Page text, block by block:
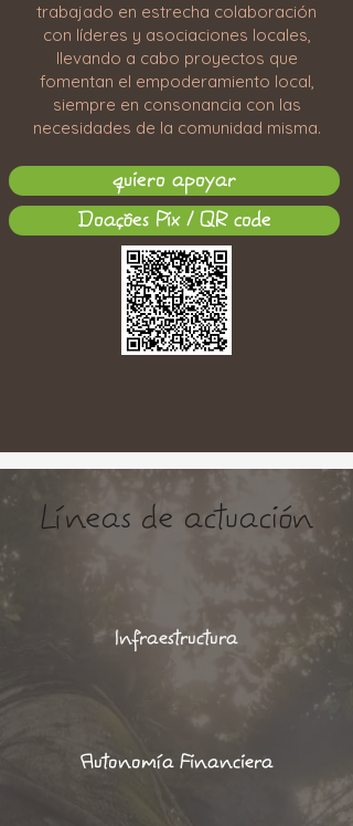
trabajado en estrecha colaboración
con líderes y asociaciones locales,
llevando a cabo proyectos que
fomentan el empoderamiento local,
siempre en consonancia con las
necesidades de la comunidad misma.
quiero apoyar
Doações Pix / QR code
Líneas de actuación
Infraestructura
Autonomía Financiera